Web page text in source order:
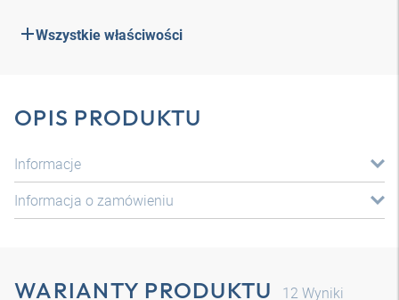
Wszystkie właściwości
OPIS PRODUKTU
Informacje
Informacja o zamówieniu
WARIANTY PRODUKTU 12 Wyniki